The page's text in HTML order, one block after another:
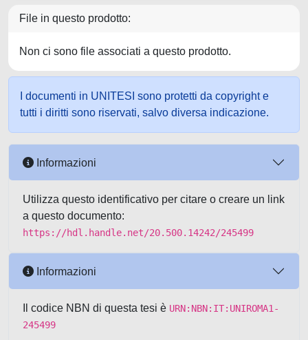
File in questo prodotto:
Non ci sono file associati a questo prodotto.
I documenti in UNITESI sono protetti da copyright e
tutti i diritti sono riservati, salvo diversa indicazione.
Informazioni
Utilizza questo identificativo per citare o creare un link
a questo documento:
https://hdl.handle.net/20.500.14242/245499
Informazioni
Il codice NBN di questa tesi è URN:NBN:IT:UNIROMA1-
245499